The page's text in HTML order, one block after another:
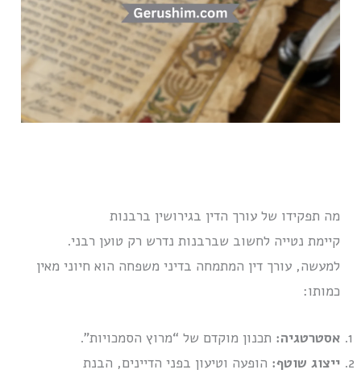
מה תפקידו של עורך הדין בגירושין ברבנות
קיימת נטייה לחשוב שברבנות נדרש רק טוען רבני.
למעשה, עורך דין המתמחה בדיני משפחה הוא חיוני מאין
כמותו:
אסטרטגיה: תכנון מוקדם של “מרוץ הסמכויות”.
ייצוג שוטף: הופעה וטיעון בפני הדיינים, הבנת